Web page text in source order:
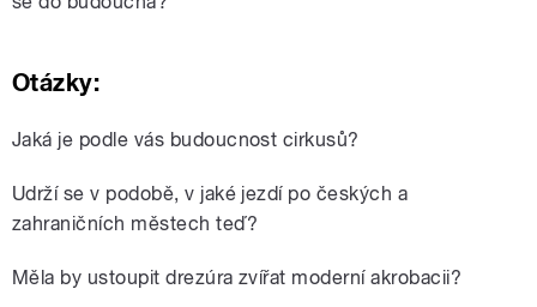
Otázky:
Jaká je podle vás budoucnost cirkusů?
Udrží se v podobě, v jaké jezdí po českých a
zahraničních městech teď?
Měla by ustoupit drezúra zvířat moderní akrobacii?